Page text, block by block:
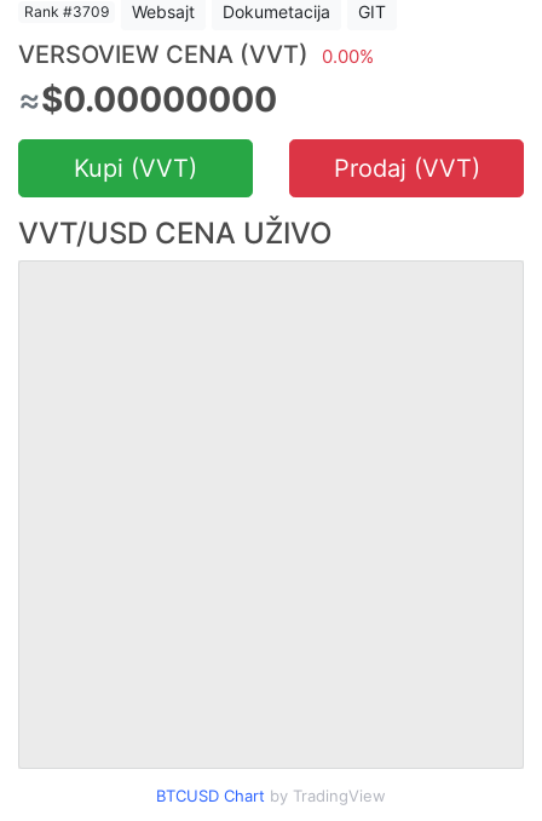
Rank #3709 Websajt Dokumetacija GIT
VERSOVIEW CENA (VVT) 0.00%
≈$0.00000000
Kupi (VVT) Prodaj (VVT)
VVT/USD CENA UŽIVO
BTCUSD Chart by TradingView